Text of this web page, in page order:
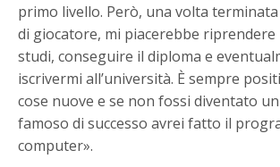
primo livello. Però, una volta
di giocatore, mi piacerebbe riprendere
studi, conseguire il diploma e
iscrivermi all’università. È sempre
cose nuove e se non fossi diventato
famoso di successo avrei fatto il
computer».